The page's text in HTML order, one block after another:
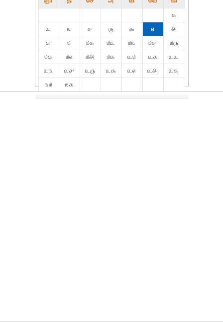
௧
௨
௩ ௪ ௫ ௬ ௭
௮
௯
௰ ௰௧ ௰௨ ௰௩ ௰௪
௰௫
௰௬
௰௭ ௰௮ ௰௯ ௨௰ ௨௧
௨௨
௨௩
௨௪ ௨௫ ௨௬ ௨௭ ௨௮
௨௯
௩௰
௩௧